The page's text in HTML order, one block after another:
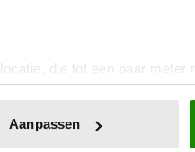
die tot een paar meter
op specifieke
Cookieverklaring.
Aanpassen